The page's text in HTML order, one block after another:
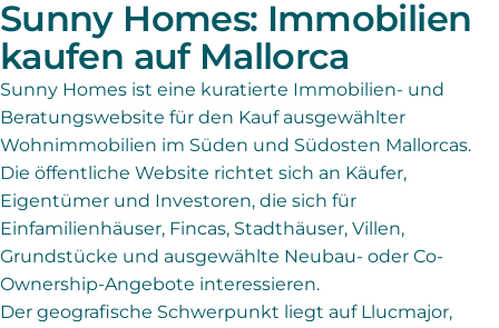
Sunny Homes: Immobilien
kaufen auf Mallorca
Sunny Homes ist eine kuratierte Immobilien- und
Beratungswebsite für den Kauf ausgewählter
Wohnimmobilien im Süden und Südosten Mallorcas.
Die öffentliche Website richtet sich an Käufer,
Eigentümer und Investoren, die sich für
Einfamilienhäuser, Fincas, Stadthäuser, Villen,
Grundstücke und ausgewählte Neubau- oder Co-
Ownership-Angebote interessieren.
Der geografische Schwerpunkt liegt auf Llucmajor,